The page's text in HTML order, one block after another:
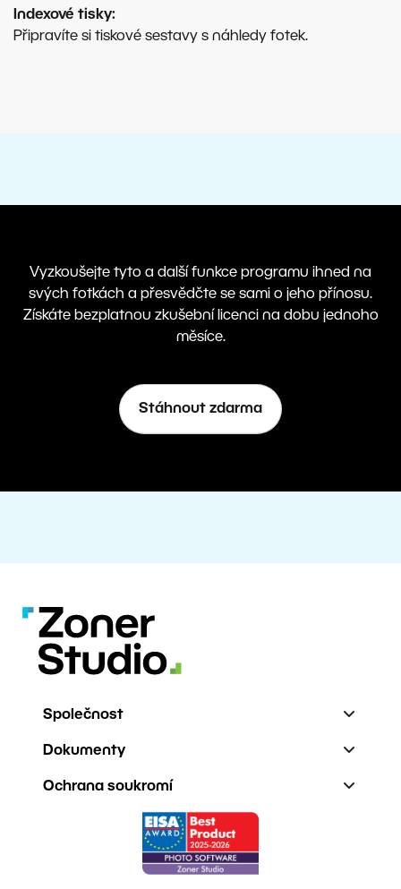
Indexové tisky:
Připravíte si tiskové sestavy s náhledy fotek.
Vyzkoušejte tyto a další funkce programu ihned na
svých fotkách a přesvědčte se sami o jeho přínosu.
Získáte bezplatnou zkušební licenci na dobu jednoho
měsíce.
Stáhnout zdarma
Společnost
Dokumenty
Ochrana soukromí